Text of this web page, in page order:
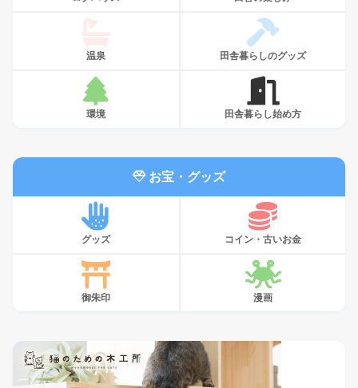
温泉 田舎暮らしのグッズ
環境 田舎暮らし始め方
お宝・グッズ
グッズ コイン・古いお金
御朱印 漫画